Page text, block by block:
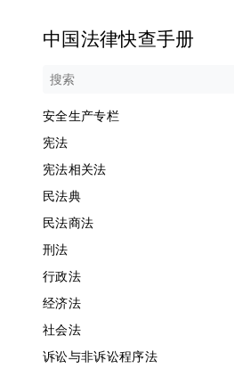
中国法律快查手册
安全生产专栏
宪法
宪法相关法
民法典
民法商法
刑法
行政法
经济法
社会法
诉讼与非诉讼程序法